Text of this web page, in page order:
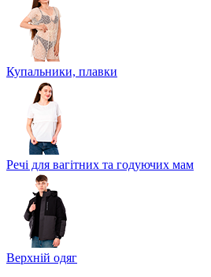
Купальники, плавки
Речі для вагітних та годуючих мам
Верхній одяг